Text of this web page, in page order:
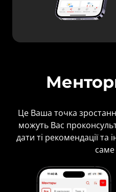
Це Ваша точка
можуть Вас
дати ті рекомендації та